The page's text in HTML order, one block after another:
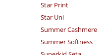
Star Print
Star Uni
Summer Cashmere
Summer Softness